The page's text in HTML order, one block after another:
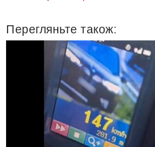
Перегляньте також: